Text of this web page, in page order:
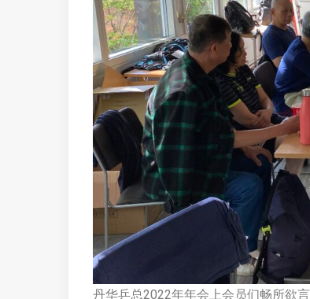
丹华乒总2022年年会上会员们畅所欲言